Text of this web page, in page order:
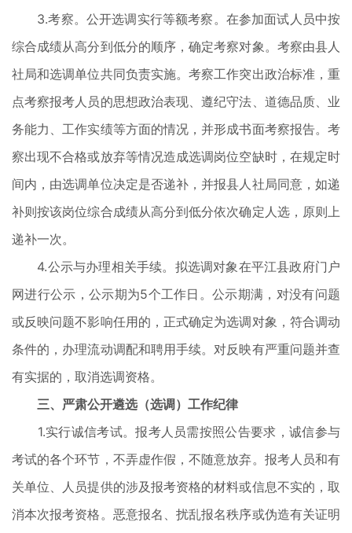
3.考察。公开选调实行等额考察。在参加面试人员中按
综合成绩从高分到低分的顺序，确定考察对象。考察由县人
社局和选调单位共同负责实施。考察工作突出政治标准，重
点考察报考人员的思想政治表现、遵纪守法、道德品质、业
务能力、工作实绩等方面的情况，并形成书面考察报告。考
察出现不合格或放弃等情况造成选调岗位空缺时，在规定时
间内，由选调单位决定是否递补，并报县人社局同意，如递
补则按该岗位综合成绩从高分到低分依次确定人选，原则上
递补一次。
4.公示与办理相关手续。拟选调对象在平江县政府门户
网进行公示，公示期为5个工作日。公示期满，对没有问题
或反映问题不影响任用的，正式确定为选调对象，符合调动
条件的，办理流动调配和聘用手续。对反映有严重问题并查
有实据的，取消选调资格。
三、严肃公开遴选（选调）工作纪律
1.实行诚信考试。报考人员需按照公告要求，诚信参与
考试的各个环节，不弄虚作假，不随意放弃。报考人员和有
关单位、人员提供的涉及报考资格的材料或信息不实的，取
消本次报考资格。恶意报名、扰乱报名秩序或伪造有关证明